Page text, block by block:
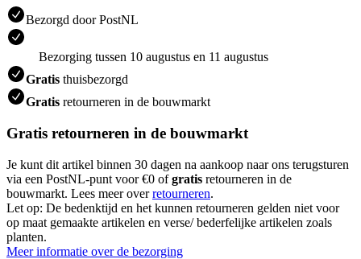
Bezorgd door PostNL
Bezorging tussen 10 augustus en 11 augustus
Gratis thuisbezorgd
Gratis retourneren in de bouwmarkt
Gratis retourneren in de bouwmarkt
Je kunt dit artikel binnen 30 dagen na aankoop naar ons terugsturen
via een PostNL-punt voor €0 ofgratis retourneren in de
bouwmarkt. Lees meer overretourneren.
Let op: De bedenktijd en het kunnen retourneren gelden niet voor
op maat gemaakte artikelen en verse/ bederfelijke artikelen zoals
planten.
Meer informatie over de bezorging